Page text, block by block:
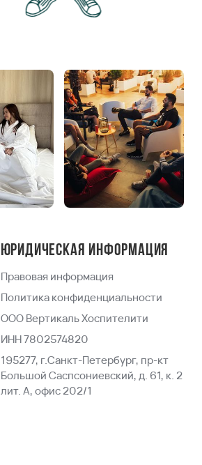
Юридическая информация
Правовая информация
Политика конфиденциальности
ООО Вертикаль Хоспителити
ИНН 7802574820
195277, г.Санкт-Петербург, пр-кт
Большой Саспсониевский, д. 61, к. 2
лит. А, офис 202/1